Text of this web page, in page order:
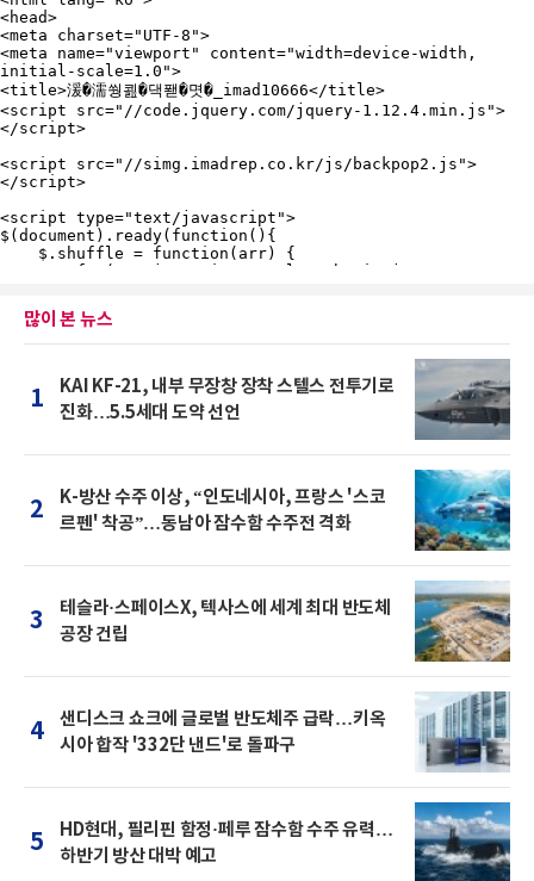
많이 본 뉴스
1
KAI KF-21, 내부 무장창 장착 스텔스 전투기로
진화…5.5세대 도약 선언
2
K-방산 수주 이상, “인도네시아, 프랑스 '스코
르펜' 착공”…동남아 잠수함 수주전 격화
3
테슬라·스페이스X, 텍사스에 세계 최대 반도체
공장 건립
4
샌디스크 쇼크에 글로벌 반도체주 급락…키옥
시아 합작 '332단 낸드'로 돌파구
5
HD현대, 필리핀 함정·페루 잠수함 수주 유력…
하반기 방산 대박 예고